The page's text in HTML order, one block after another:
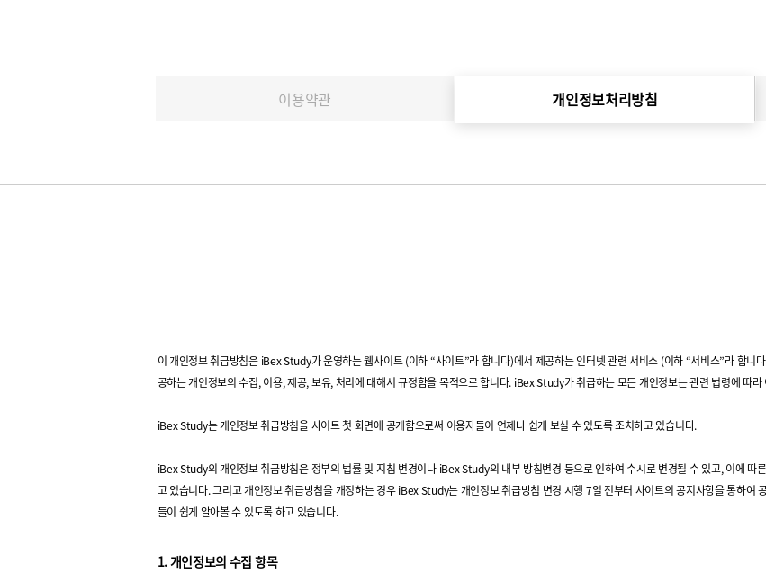
이용약관 개인정보처리방침
이 개인정보 취급방침은 iBex Study가 운영하는 웹사이트 (이하 “사이트”라 합니다)에서 제공하는 인터넷 관련 서비스 (이하 “서비스”라 합니
공하는 개인정보의 수집, 이용, 제공, 보유, 처리에 대해서 규정함을 목적으로 합니다. iBex Study가 취급하는 모든 개인정보는 관련 법령에 따
iBex Study는 개인정보 취급방침을 사이트 첫 화면에 공개함으로써 이용자들이 언제나 쉽게 보실 수 있도록 조치하고 있습니다.
iBex Study의 개인정보 취급방침은 정부의 법률 및 지침 변경이나 iBex Study의 내부 방침변경 등으로 인하여 수시로 변경될 수 있고, 이에 따
고 있습니다. 그리고 개인정보 취급방침을 개정하는 경우 iBex Study는 개인정보 취급방침 변경 시행 7일 전부터 사이트의 공지사항을 통하여
들이 쉽게 알아볼 수 있도록 하고 있습니다.
1. 개인정보의 수집 항목